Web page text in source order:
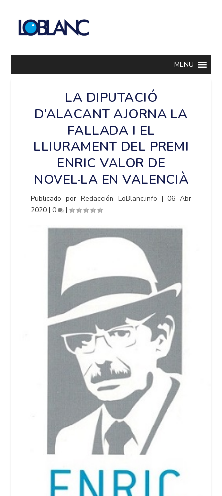
MENU
LA DIPUTACIÓ
D’ALACANT AJORNA LA
FALLADA I EL
LLIURAMENT DEL PREMI
ENRIC VALOR DE
NOVEL·LA EN VALENCIÀ
Publicado porRedacción LoBlanc.info | 06 Abr
2020 |0 |